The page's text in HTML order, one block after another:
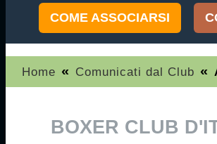
COME ASSOCIARSI
Home « Comunicati dal Club «
BOXER CLUB